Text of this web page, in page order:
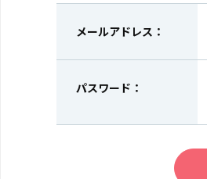
メールアドレス：
パスワード：